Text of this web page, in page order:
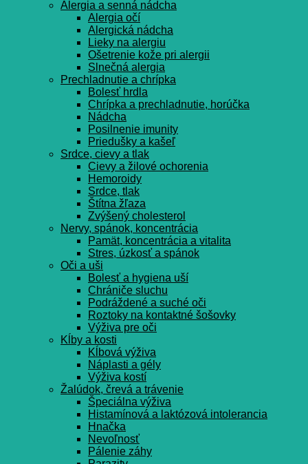
Alergia a senná nádcha
Alergia očí
Alergická nádcha
Lieky na alergiu
Ošetrenie kože pri alergii
Slnečná alergia
Prechladnutie a chrípka
Bolesť hrdla
Chrípka a prechladnutie, horúčka
Nádcha
Posilnenie imunity
Priedušky a kašeľ
Srdce, cievy a tlak
Cievy a žilové ochorenia
Hemoroidy
Srdce, tlak
Štítna žľaza
Zvýšený cholesterol
Nervy, spánok, koncentrácia
Pamät, koncentrácia a vitalita
Stres, úzkosť a spánok
Oči a uši
Bolesť a hygiena uší
Chrániče sluchu
Podráždené a suché oči
Roztoky na kontaktné šošovky
Výživa pre oči
Kĺby a kosti
Kĺbová výživa
Náplasti a gély
Výživa kostí
Žalúdok, črevá a trávenie
Špeciálna výživa
Histamínová a laktózová intolerancia
Hnačka
Nevoľnosť
Pálenie záhy